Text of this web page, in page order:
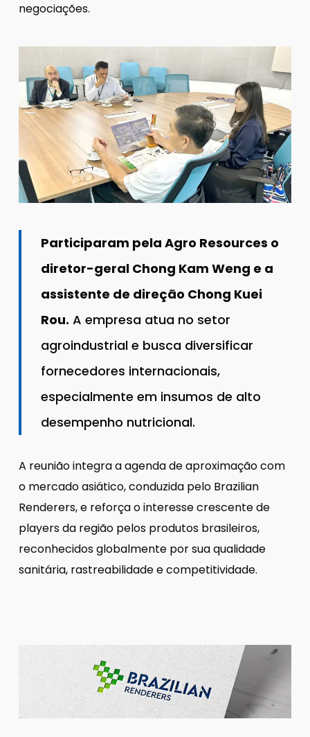
negociações.
Participaram pela Agro Resources o
diretor-geral Chong Kam Weng e a
assistente de direção Chong Kuei
Rou. A empresa atua no setor
agroindustrial e busca diversificar
fornecedores internacionais,
especialmente em insumos de alto
desempenho nutricional.
A reunião integra a agenda de aproximação com
o mercado asiático, conduzida pelo Brazilian
Renderers, e reforça o interesse crescente de
players da região pelos produtos brasileiros,
reconhecidos globalmente por sua qualidade
sanitária, rastreabilidade e competitividade.